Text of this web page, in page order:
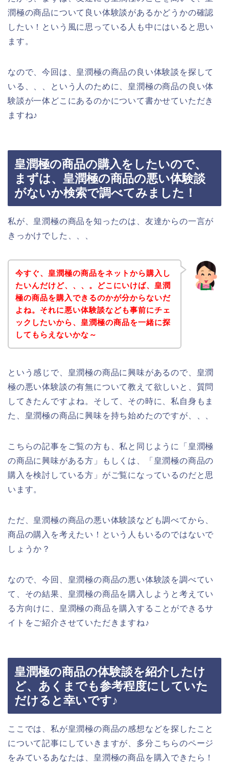
潤極の商品について良い体験談があるかどうかの確認
したい！という風に思っている人も中にはいると思い
ます。
なので、今回は、皇潤極の商品の良い体験談を探して
いる、、、という人のために、皇潤極の商品の良い体
験談が一体どこにあるのかについて書かせていただき
ますね♪
皇潤極の商品の購入をしたいので、
まずは、皇潤極の商品の悪い体験談
がないか検索で調べてみました！
私が、皇潤極の商品を知ったのは、友達からの一言が
きっかけでした、、、
今すぐ、皇潤極の商品をネットから購入し
たいんだけど、、、。どこにいけば、皇潤
極の商品を購入できるのかが分からないだ
よね。それに悪い体験談なども事前にチェ
ックしたいから、皇潤極の商品を一緒に探
してもらえないかな～
という感じで、皇潤極の商品に興味があるので、皇潤
極の悪い体験談の有無について教えて欲しいと、質問
してきたんですよね。そして、その時に、私自身もま
た、皇潤極の商品に興味を持ち始めたのですが、、、
こちらの記事をご覧の方も、私と同じように「皇潤極
の商品に興味がある方」もしくは、「皇潤極の商品の
購入を検討している方」がご覧になっているのだと思
います。
ただ、皇潤極の商品の悪い体験談なども調べてから、
商品の購入を考えたい！という人もいるのではないで
しょうか？
なので、今回、皇潤極の商品の悪い体験談を調べてい
て、その結果、皇潤極の商品を購入しようと考えてい
る方向けに、皇潤極の商品を購入することができるサ
イトをご紹介させていただきますね♪
皇潤極の商品の体験談を紹介したけ
ど、あくまでも参考程度にしていた
だけると幸いです♪
ここでは、私が皇潤極の商品の感想などを探したこと
について記事にしていきますが、多分こちらのページ
をみているあなたは、皇潤極の商品を購入できたら！